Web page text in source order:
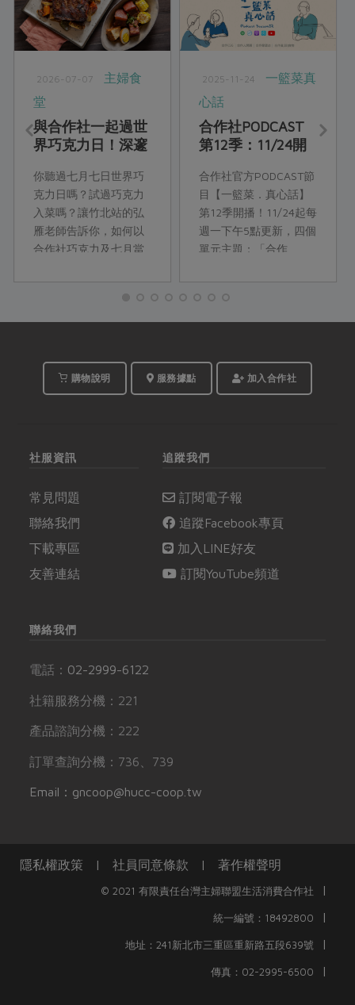
2026-07-07
主婦食
堂
與合作社一起過世
界巧克力日！深邃
饗宴
你聽過七月七日世界巧
克力日嗎？試過巧克力
入菜嗎？讓竹北站的弘
雁老師告訴你，如何以
合作社巧克力及七月當
味的巧克力料理！
2025-11-24
一籃菜真
心話
合作社PODCAST
第12季：11/24開
合作社官方PODCAST節
目【一籃菜．真心話】
第12季開播！11/24起每
週一下午5點更新，四個
單元主題：「合作
講」、「合作瞭望
物」，精彩合作故事，
購物說明 服務據點 加入合作社
社服資訊
常見問題
聯絡我們
下載專區
友善連結
追蹤我們
訂閱電子報
追蹤Facebook專頁
加入LINE好友
訂閱YouTube頻道
聯絡我們
電話： 02-2999-6122
社籍服務分機：221
產品諮詢分機：222
訂單查詢分機：736、739
Email：gncoop@hucc-coop.tw
隱私權政策 | 社員同意條款 | 著作權聲明
© 2021 有限責任台灣主婦聯盟生活消費合作社 |
統一編號：18492800 |
地址：241新北市三重區重新路五段639號 |
傳真：02-2995-6500 |